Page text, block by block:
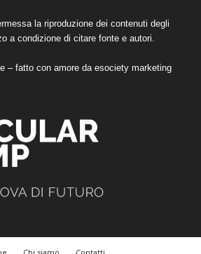
la riproduzione dei contenuti degli
a condizione di citare fonte e autori.
– fatto con amore da esociety marketing